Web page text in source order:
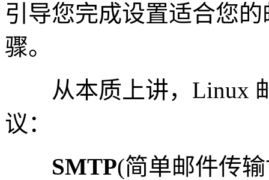
引导您完成设置适合您
骤。
从本质上讲，Linux
议：
SMTP(简单邮件传